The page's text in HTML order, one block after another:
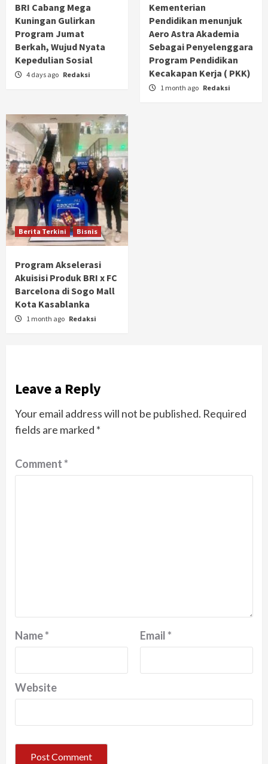
BRI Cabang Mega
Kuningan Gulirkan
Program Jumat
Berkah, Wujud Nyata
Kepedulian Sosial
4 days ago Redaksi
Kementerian
Pendidikan menunjuk
Aero Astra Akademia
Sebagai Penyelenggara
Program Pendidikan
Kecakapan Kerja ( PKK)
1 month ago Redaksi
Berita Terkini Bisnis
Program Akselerasi
Akuisisi Produk BRI x FC
Barcelona di Sogo Mall
Kota Kasablanka
1 month ago Redaksi
Leave a Reply
Your email address will not be published. Required
fields are marked *
Comment*
Name* Email*
Website